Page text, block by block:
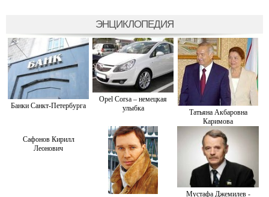
ЭНЦИКЛОПЕДИЯ
Банки Санкт-Петербурга
Opel Corsa – немецкая
улыбка
Татьяна Акбаровна
Каримова
Сафонов Кирилл
Леонович
Мустафа Джемилев -